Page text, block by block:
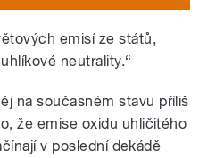
emisí ze států,
neutrality.“
na současném stavu příliš
že emise oxidu uhličitého
v poslední dekádě